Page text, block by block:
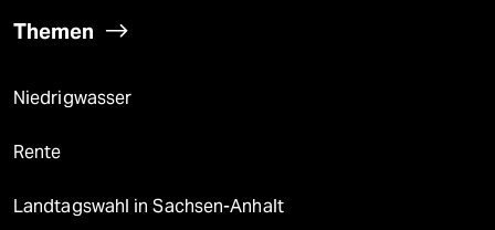
Themen
Niedrigwasser
Rente
Landtagswahl in Sachsen-Anhalt